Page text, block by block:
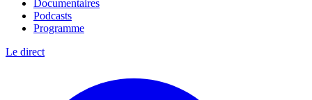
Documentaires
Podcasts
Programme
Le direct